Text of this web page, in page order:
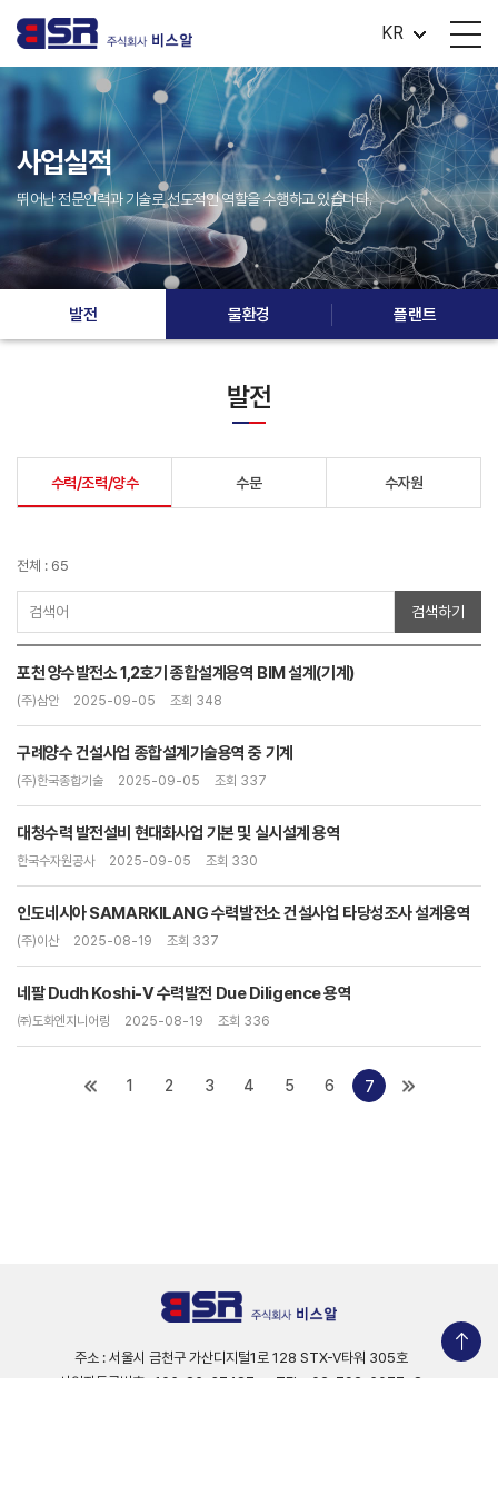
KR
사업실적
뛰어난 전문인력과 기술로 선도적인 역할을 수행하고 있습니다.
발전 물환경 플랜트
발전
수력/조력/양수 수문 수자원
전체 : 65
검색하기
포천 양수발전소 1,2호기 종합설계용역 BIM 설계(기계)
(주)삼안 2025-09-05 조회 348
구례양수 건설사업 종합설계기술용역 중 기계
(주)한국종합기술 2025-09-05 조회 337
대청수력 발전설비 현대화사업 기본 및 실시설계 용역
한국수자원공사 2025-09-05 조회 330
인도네시아 SAMARKILANG 수력발전소 건설사업 타당성조사 설계용역
(주)이산 2025-08-19 조회 337
네팔 Dudh Koshi-V 수력발전 Due Diligence 용역
㈜도화엔지니어링 2025-08-19 조회 336
1 2 3 4 5 6 7
주소 : 서울시 금천구 가산디지털1로 128 STX-V타워 305호
사업자등록번호 : 106-86-37487
TEL : 02-792-6077~8